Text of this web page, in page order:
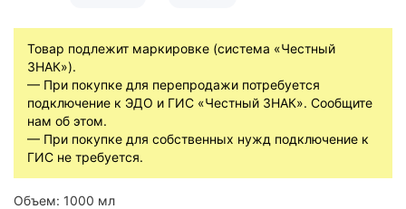
Товар подлежит маркировке (система «Честный
ЗНАК»).
— При покупке для перепродажи потребуется
подключение к ЭДО и ГИС «Честный ЗНАК». Сообщите
нам об этом.
— При покупке для собственных нужд подключение к
ГИС не требуется.
Объем: 1000 мл